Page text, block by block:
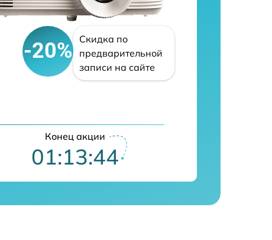
-20%
Скидка по
предварительной
записи на сайте
Конец акции
01:13:42